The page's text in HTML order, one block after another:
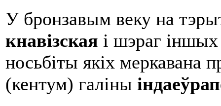
У бронзавым веку на
кнавізская і шэраг іншых
носьбіты якіх меркавана
(кентум) галіны